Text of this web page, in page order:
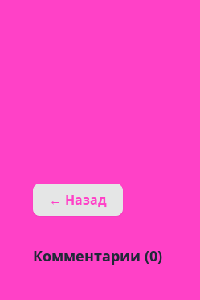
← Назад
Комментарии (0)